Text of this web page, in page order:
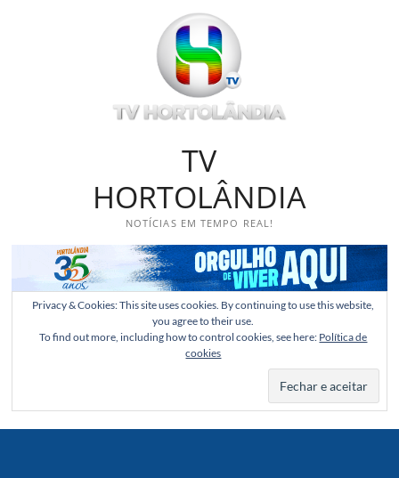
TV
HORTOLÂNDIA
NOTÍCIAS EM TEMPO REAL!
Privacy & Cookies: This site uses cookies. By continuing to use this website,
you agree to their use.
To find out more, including how to control cookies, see here: Política de
cookies